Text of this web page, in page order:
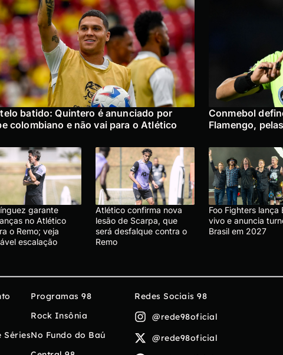
batido: Quintero é anunciado por
colombiano e não vai para o Atlético
Conmebol
Flamengo,
garante
no Atlético
o Remo; veja
escalação
Atlético confirma nova
lesão de Scarpa, que
será desfalque contra o
Remo
Foo Fighters lança
vivo e anuncia
Brasil em 2027
Séries
Programas 98
Rock Insônia
No Fundo do Baú
Redes Sociais 98
@rede98oficial
@rede98oficial